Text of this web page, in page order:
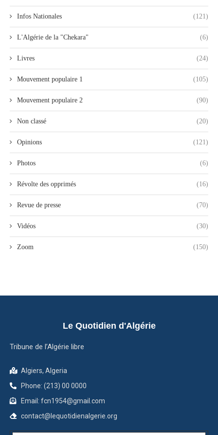
Infos Nationales (121)
L'Algérie de la "Chekara" (6)
Livres (24)
Mouvement populaire 1 (105)
Mouvement populaire 2 (90)
Non classé (20)
Opinions (121)
Photos (6)
Révolte des opprimés (16)
Revue de presse (70)
Vidéos (30)
Zoom (150)
Le Quotidien d'Algérie
Tribune de l’Algérie libre
Algiers, Algeria
Phone: (213) 00 0000
Email: fcn1954@gmail.com
contact@lequotidienalgerie.org